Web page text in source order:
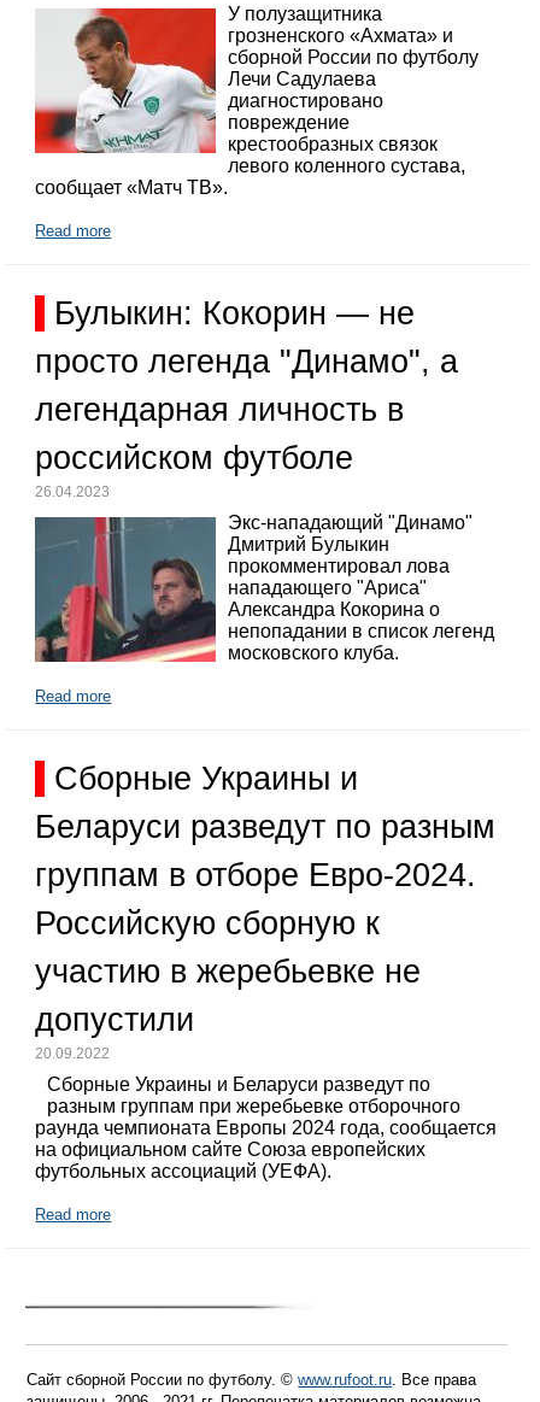
У полузащитника
грозненского «Ахмата» и
сборной России по футболу
Лечи Садулаева
диагностировано
повреждение
крестообразных связок
левого коленного сустава,
сообщает «Матч ТВ».
Read more
Булыкин: Кокорин — не
просто легенда "Динамо", а
легендарная личность в
российском футболе
26.04.2023
Экс-нападающий "Динамо"
Дмитрий Булыкин
прокомментировал лова
нападающего "Ариса"
Александра Кокорина о
непопадании в список легенд
московского клуба.
Read more
Сборные Украины и
Беларуси разведут по разным
группам в отборе Евро-2024.
Российскую сборную к
участию в жеребьевке не
допустили
20.09.2022
Сборные Украины и Беларуси разведут по
разным группам при жеребьевке отборочного
раунда чемпионата Европы 2024 года, сообщается
на официальном сайте Союза европейских
футбольных ассоциаций (УЕФА).
Read more
Сайт сборной России по футболу. ©www.rufoot.ru. Все права